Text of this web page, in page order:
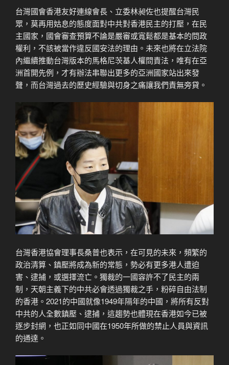
台灣國會香港友好連線會長、立委林昶佐也提醒台灣民
眾，莫再用姑息的態度面對中共對香港民主的打壓，在民
主國家，國會審查預算不論是嚴審或寬鬆都是基本的問政
權利，不該被當作違反國安法的理由。未來也將在立法院
內繼續推動台灣版本的馬格尼茨基人權問責法，唯有在亞
洲首開先例，才有辦法串聯出更多的亞洲國家站出來發
聲，而台灣過去的歷史經驗與切身之痛讓我們責無旁貸。
台灣香港協會理事長桑普也表示，在可見的未來，頻繁的
政治清算、鎮壓將成為新的常態，勢必有更多港人遭迫
害、逮捕，或選擇流亡。獨裁的一國容許不了民主的兩
制，天朝主義下的中共必會透過獨裁之手，粉碎自由法制
的香港。2021的中國就像1949年隔年的中國，將所有反對
中共的人全數鎮壓、逮捕，這趨勢也體現在香港如今已被
逐步封網，也正如同中國在1950年所做的禁止人員與資訊
的通達。